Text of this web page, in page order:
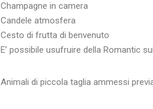
Champagne in camera
Candele atmosfera
Cesto di frutta di benvenuto
E’ possibile usufruire della Romantic
Animali di piccola taglia ammessi